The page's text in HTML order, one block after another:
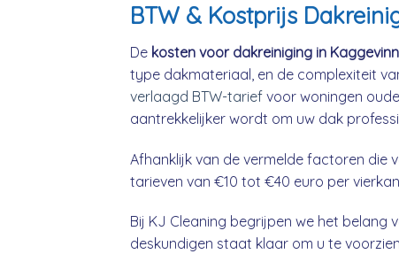
BTW & Kostprijs
De kosten voor dakreiniging in
type dakmateriaal, en de complexiteit
verlaagd BTW-tarief voor woningen
aantrekkelijker wordt om uw dak
Afhanklijk van de vermelde factoren die
tarieven van €10 tot €40 euro per
Bij KJ Cleaning begrijpen we het belang
deskundigen staat klaar om u te